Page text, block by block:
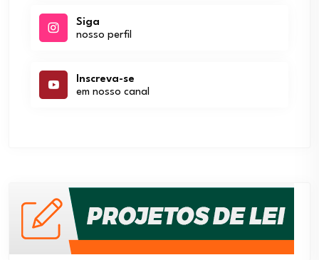
Siga
nosso perfil
Inscreva-se
em nosso canal